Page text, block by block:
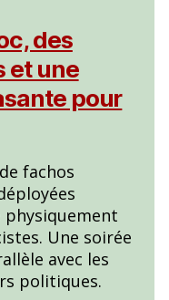
des
et une
pour
fachos
Une soirée
avec les
politiques.